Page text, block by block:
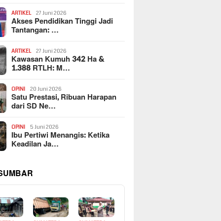
ARTIKEL 27 Juni 2026
Akses Pendidikan Tinggi Jadi
Tantangan: …
ARTIKEL 27 Juni 2026
Kawasan Kumuh 342 Ha &
1.388 RTLH: M…
OPINI 20 Juni 2026
Satu Prestasi, Ribuan Harapan
dari SD Ne…
OPINI 5 Juni 2026
Ibu Pertiwi Menangis: Ketika
Keadilan Ja…